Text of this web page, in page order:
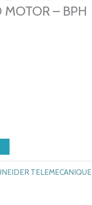
MOTOR – BPH
TELEMECANIQUE